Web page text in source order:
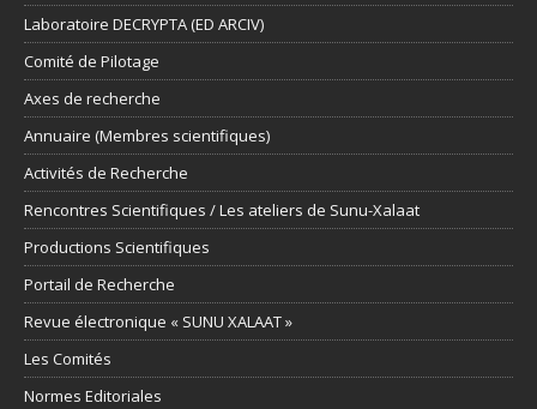
Laboratoire DECRYPTA (ED ARCIV)
Comité de Pilotage
Axes de recherche
Annuaire (Membres scientifiques)
Activités de Recherche
Rencontres Scientifiques / Les ateliers de Sunu-Xalaat
Productions Scientifiques
Portail de Recherche
Revue électronique « SUNU XALAAT »
Les Comités
Normes Editoriales